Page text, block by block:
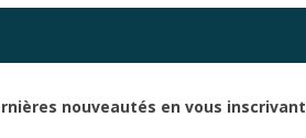
nouveautés en vous